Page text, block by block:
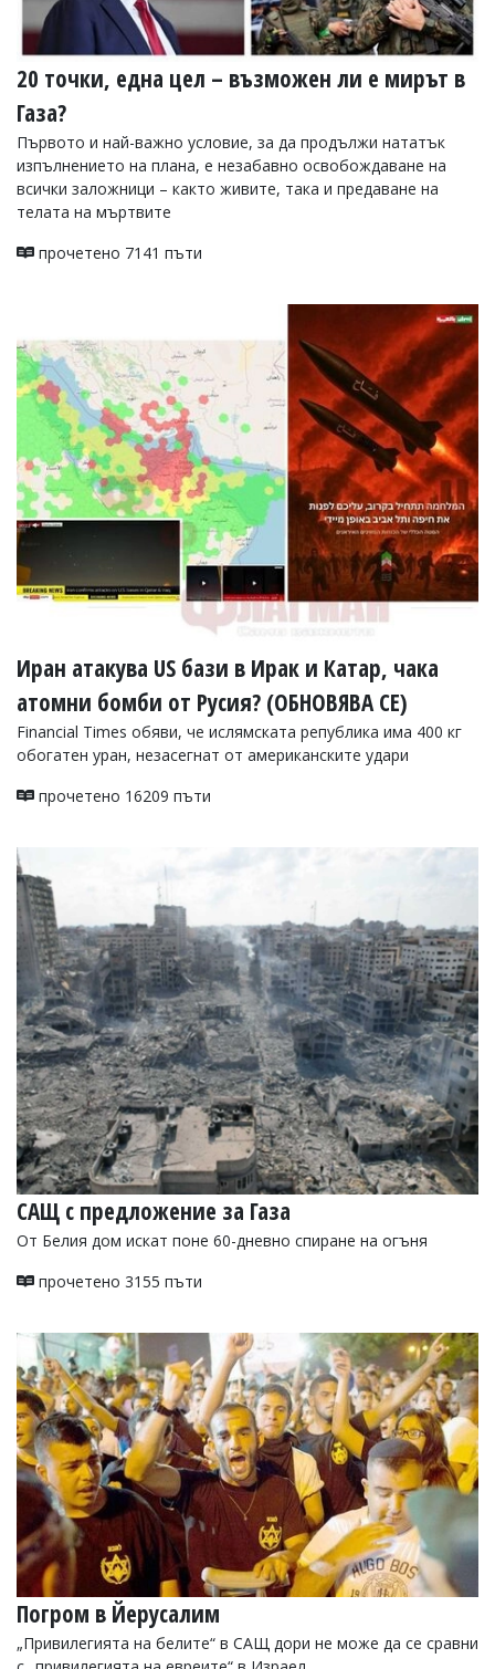
20 точки, една цел – възможен ли е мирът в
Газа?
Първото и най-важно условие, за да продължи нататък
изпълнението на плана, е незабавно освобождаване на
всички заложници – както живите, така и предаване на
телата на мъртвите
прочетено 7141 пъти
Иран атакува US бази в Ирак и Катар, чака
атомни бомби от Русия? (ОБНОВЯВА СЕ)
Financial Times обяви, че ислямската република има 400 кг
обогатен уран, незасегнат от американските удари
прочетено 16209 пъти
САЩ с предложение за Газа
От Белия дом искат поне 60-дневно спиране на огъня
прочетено 3155 пъти
Погром в Йерусалим
„Привилегията на белите“ в САЩ дори не може да се сравни